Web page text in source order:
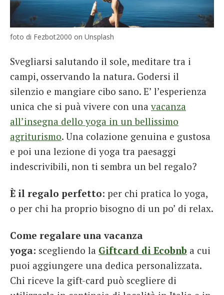
foto di Fezbot2000 on Unsplash
Svegliarsi salutando il sole, meditare tra i
campi, osservando la natura. Godersi il
silenzio e mangiare cibo sano. E’ l’esperienza
unica che si puà vivere con una vacanza
all’insegna dello yoga in un bellissimo
agriturismo. Una colazione genuina e gustosa
e poi una lezione di yoga tra paesaggi
indescrivibili, non ti sembra un bel regalo?
È il regalo perfetto: per chi pratica lo yoga,
o per chi ha proprio bisogno di un po’ di relax.
Come regalare una vacanza
yoga: scegliendo la Giftcard di Ecobnb a cui
puoi aggiungere una dedica personalizzata.
Chi riceve la gift-card può scegliere di